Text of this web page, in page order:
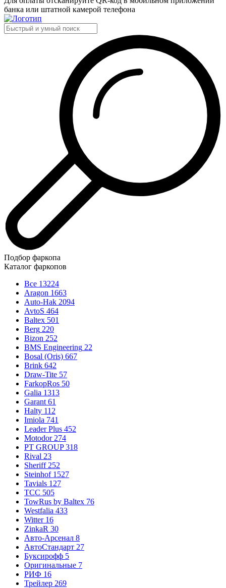
банка или штатной камерой телефона
Подбор фаркопа
Каталог фаркопов
Все 13224
Aragon 1663
Auto-Hak 2094
AvtoS 464
Baltex 501
Berg 220
Bizon 252
BMS Engineering 22
Bosal (Oris) 667
Brink 642
Draw-Tite 57
FarkopRos 50
Galia 1313
Garant 61
Halty 112
Imiola 741
Leader Plus 452
Motodor 274
PT GROUP 318
Rival 23
Sheriff 252
Steinhof 1527
Tavials 127
TCC 505
TowRus by Baltex 76
Westfalia 433
Witter 16
ZinkaR 30
Авто-Арсенал 8
АвтоСтандарт 27
Буксирофф 5
Оригинальные 7
РИФ 16
Трейлер 269